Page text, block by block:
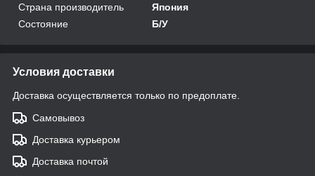
Страна производитель
Япония
Состояние
Б/У
Условия доставки
Доставка осуществляется только по предоплате.
Самовывоз
Доставка курьером
Доставка почтой